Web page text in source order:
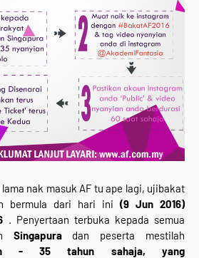
nak masuk AF tu ape lagi, ujibakat
bermula dari hari ini (9 Jun 2016)
. Penyertaan terbuka kepada semua
Singapura dan peserta mestilah
- 35 tahun sahaja, yang